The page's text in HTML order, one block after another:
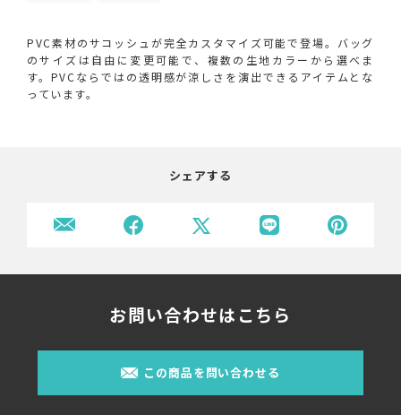
PVC素材のサコッシュが完全カスタマイズ可能で登場。バッグ
のサイズは自由に変更可能で、複数の生地カラーから選べま
す。PVCならではの透明感が涼しさを演出できるアイテムとな
っています。
シェアする
お問い合わせはこちら
この商品を問い合わせる